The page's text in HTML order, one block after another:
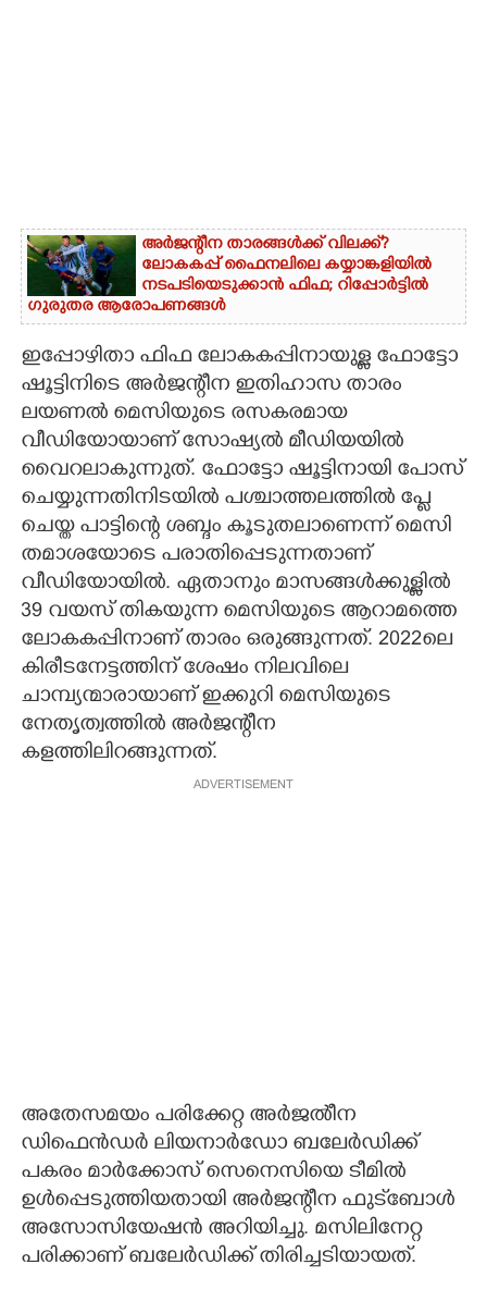
അർജന്റീന താരങ്ങൾക്ക് വിലക്ക്?
ലോകകപ്പ് ഫൈനലിലെ കയ്യാങ്കളിയിൽ
നടപടിയെടുക്കാൻ ഫിഫ; റിപ്പോർട്ടിൽ
ഗുരുതര ആരോപണങ്ങൾ
ഇപ്പോഴിതാ ഫിഫ ലോകകപ്പിനായുള്ള ഫോട്ടോ
ഷൂട്ടിനിടെ അർജന്റീന ഇതിഹാസ താരം
ലയണൽ മെസിയുടെ രസകരമായ
വീഡിയോയാണ് സോഷ്യൽ മീഡിയയിൽ
വൈറലാകുന്നുത്. ഫോട്ടോ ഷൂട്ടിനായി പോസ്
ചെയ്യുന്നതിനിടയിൽ പശ്ചാത്തലത്തിൽ പ്ലേ
ചെയ്ത പാട്ടിന്റെ ശബ്ദം കൂടുതലാണെന്ന് മെസി
തമാശയോടെ പരാതിപ്പെടുന്നതാണ്
വീഡിയോയിൽ. ഏതാനും മാസങ്ങൾക്കുള്ളിൽ
39 വയസ് തികയുന്ന മെസിയുടെ ആറാമത്തെ
ലോകകപ്പിനാണ് താരം ഒരുങ്ങുന്നത്. 2022ലെ
കിരീടനേട്ടത്തിന് ശേഷം നിലവിലെ
ചാമ്പ്യന്മാരായാണ് ഇക്കുറി മെസിയുടെ
നേതൃത്വത്തിൽ അർജന്റീന
കളത്തിലിറങ്ങുന്നത്.
ADVERTISEMENT
അതേസമയം പരിക്കേറ്റ അർജൽീന
ഡിഫെൻഡർ ലിയനാർഡോ ബലേർഡിക്ക്
പകരം മാർക്കോസ് സെനെസിയെ ടീമിൽ
ഉൾപ്പെടുത്തിയതായി അർജന്റീന ഫുട്‌ബോൾ
അസോസിയേഷൻ അറിയിച്ചു. മസിലിനേറ്റ
പരിക്കാണ് ബലേർഡിക്ക് തിരിച്ചടിയായത്.